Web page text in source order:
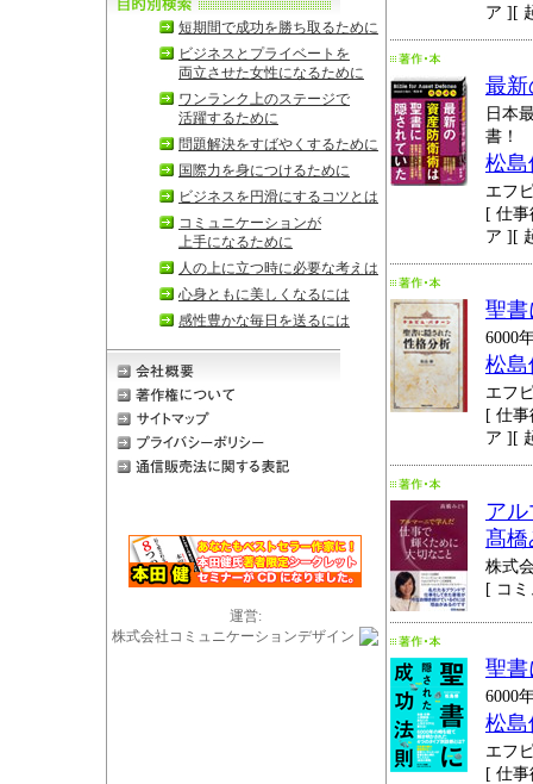
短期間で成功を勝ち取るために
ビジネスとプライベートを
両立させた女性になるために
ワンランク上のステージで
活躍するために
問題解決をすばやくするために
国際力を身につけるために
ビジネスを円滑にするコツとは
コミュニケーションが
上手になるために
人の上に立つ時に必要な考えは
心身ともに美しくなるには
感性豊かな毎日を送るには
運営:
株式会社コミュニケーションデザイン
ア ][
最新
日本
書！
松島
エフ
[ 仕
ア ][
聖
6000
松島
エフ
[ 仕
ア ][
ア
髙橋
株式
[ コ
聖書
6000
松島
エフ
[ 仕